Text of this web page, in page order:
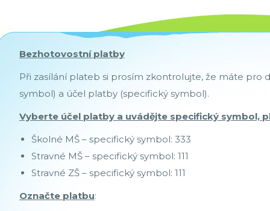
Bezhotovostní platby
Při zasílání plateb si prosím zkontrolujte, že máte
symbol) a účel platby (specifický symbol).
Vyberte účel platby a uvádějte specifický symbol,
Školné MŠ – specifický symbol: 333
Stravné MŠ – specifický symbol: 111
Stravné ZŠ – specifický symbol: 111
Označte platbu: